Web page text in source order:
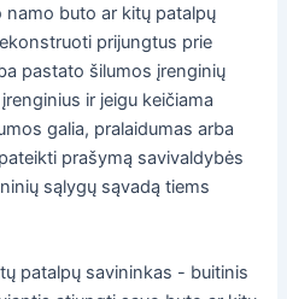
namo buto ar kitų patalpų
prijungtus prie
pastato šilumos įrenginių
ir jeigu keičiama
galia, pralaidumas arba
prašymą savivaldybės
sąlygų sąvadą tiems
patalpų savininkas - buitinis